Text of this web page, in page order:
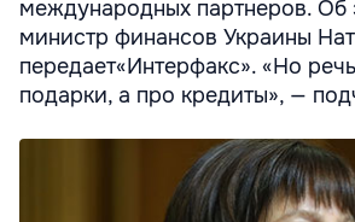
международных партнеров. Об
министр финансов Украины
передает«Интерфакс». «Но
подарки, а про кредиты», —